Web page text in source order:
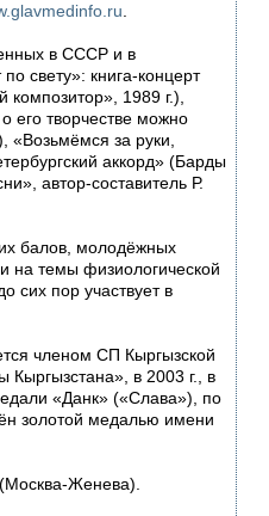
.
в СССР и в
свету»: книга-концерт
1989 г.),
его творчестве можно
«Возьмёмся за руки,
аккорд» (Барды
автор-составитель Р.
балов, молодёжных
на темы физиологической
сих пор участвует в
членом СП Кыргызской
Кыргызстана», в 2003 г., в
«Данк» («Слава»), по
золотой медалью имени
Женева).